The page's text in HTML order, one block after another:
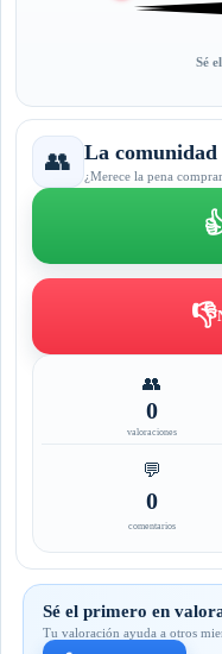
Sé
👥 La comunidad
¿Merece la pena
👎
👥
0
valoraciones
💬
0
comentarios
Sé el primero en
Tu valoración ayuda a otros